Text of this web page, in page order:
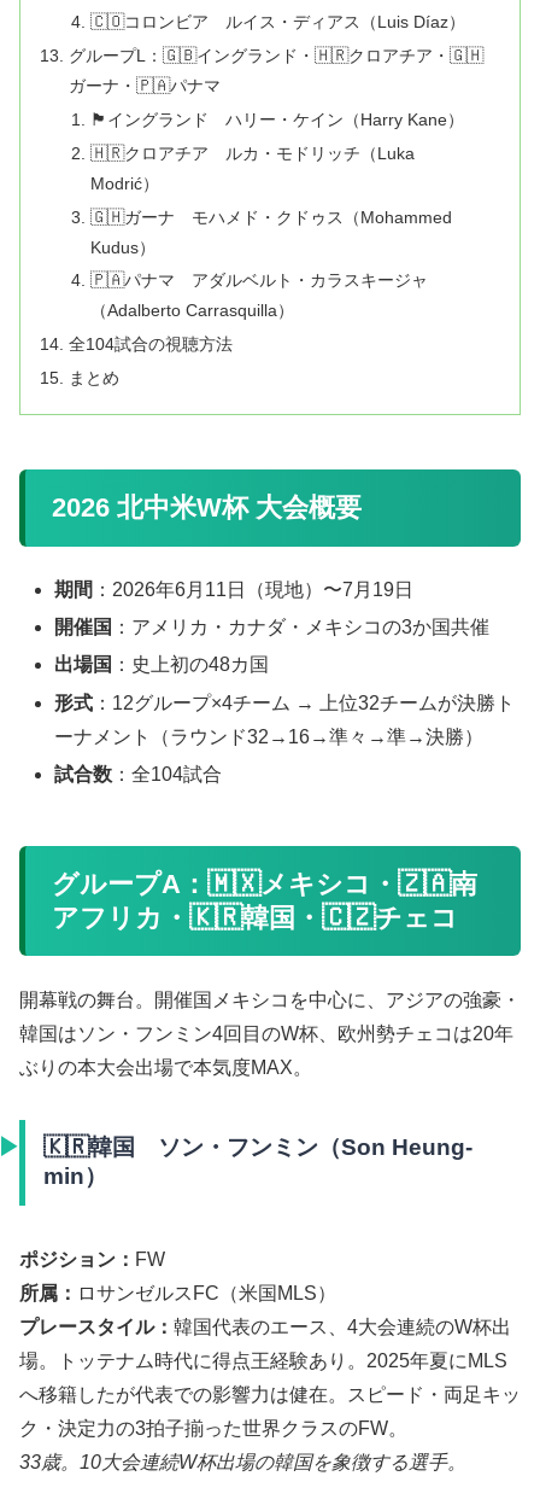
🇨🇴コロンビア ルイス・ディアス（Luis Díaz）
グループL：🇬🇧イングランド・🇭🇷クロアチア・🇬🇭
ガーナ・🇵🇦パナマ
🏴󠁧󠁢󠁥󠁮󠁧󠁿イングランド ハリー・ケイン（Harry Kane）
🇭🇷クロアチア ルカ・モドリッチ（Luka
Modrić）
🇬🇭ガーナ モハメド・クドゥス（Mohammed
Kudus）
🇵🇦パナマ アダルベルト・カラスキージャ
（Adalberto Carrasquilla）
全104試合の視聴方法
まとめ
2026 北中米W杯 大会概要
期間 ：2026年6月11日（現地）〜7月19日
開催国 ：アメリカ・カナダ・メキシコの3か国共催
出場国 ：史上初の48カ国
形式 ：12グループ×4チーム → 上位32チームが決勝ト
ーナメント（ラウンド32→16→準々→準→決勝）
試合数 ：全104試合
グループA：🇲🇽メキシコ・🇿🇦南
アフリカ・🇰🇷韓国・🇨🇿チェコ
開幕戦の舞台。開催国メキシコを中心に、アジアの強豪・
韓国はソン・フンミン4回目のW杯、欧州勢チェコは20年
ぶりの本大会出場で本気度MAX。
🇰🇷韓国 ソン・フンミン（Son Heung-
min）
ポジション： FW
所属： ロサンゼルスFC（米国MLS）
プレースタイル： 韓国代表のエース、4大会連続のW杯出
場。トッテナム時代に得点王経験あり。2025年夏にMLS
へ移籍したが代表での影響力は健在。スピード・両足キッ
ク・決定力の3拍子揃った世界クラスのFW。
33歳。10大会連続W杯出場の韓国を象徴する選手。